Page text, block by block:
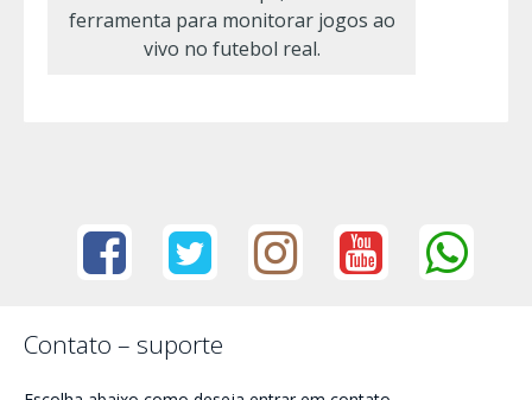
ferramenta para monitorar jogos ao
vivo no futebol real.
Contato – suporte